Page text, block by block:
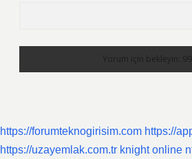
https://forumteknogirisim.com https://
https://uzayemlak.com.tr knight online